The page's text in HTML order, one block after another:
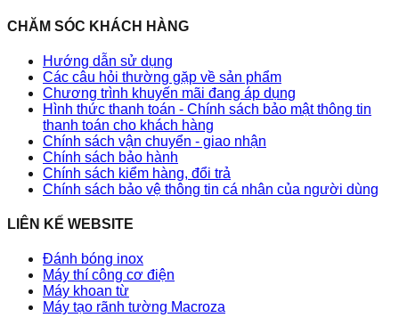
CHĂM SÓC KHÁCH HÀNG
Hướng dẫn sử dụng
Các câu hỏi thường gặp về sản phẩm
Chương trình khuyến mãi đang áp dụng
Hình thức thanh toán - Chính sách bảo mật thông tin
thanh toán cho khách hàng
Chính sách vận chuyển - giao nhận
Chính sách bảo hành
Chính sách kiểm hàng, đổi trả
Chính sách bảo vệ thông tin cá nhân của người dùng
LIÊN KẾ WEBSITE
Đánh bóng inox
Máy thí công cơ điện
Máy khoan từ
Máy tạo rãnh tường Macroza